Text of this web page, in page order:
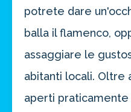
potrete dare
balla il flamenco,
assaggiare le
abitanti locali. Oltre
aperti praticamente